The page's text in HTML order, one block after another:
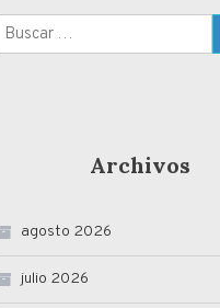
Archivos
agosto 2026
julio 2026